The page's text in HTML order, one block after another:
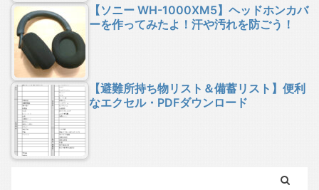
【ソニー WH-1000XM5】ヘッドホンカバ
ーを作ってみたよ！汗や汚れを防ごう！
【避難所持ち物リスト＆備蓄リスト】便利
なエクセル・PDFダウンロード